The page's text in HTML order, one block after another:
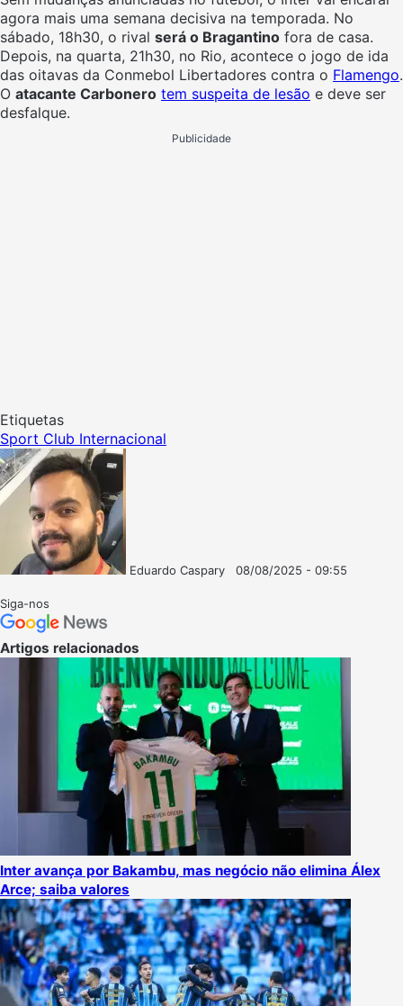
agora mais uma semana decisiva na temporada. No
sábado, 18h30, o rival será o Bragantino fora de casa.
Depois, na quarta, 21h30, no Rio, acontece o jogo de ida
das oitavas da Conmebol Libertadores contra o Flamengo.
O atacante Carbonero tem suspeita de lesão e deve ser
desfalque.
Publicidade
Etiquetas
Sport Club Internacional
Eduardo Caspary
08/08/2025 - 09:55
Siga-nos
Artigos relacionados
Inter avança por Bakambu, mas negócio não elimina Álex
Arce; saiba valores